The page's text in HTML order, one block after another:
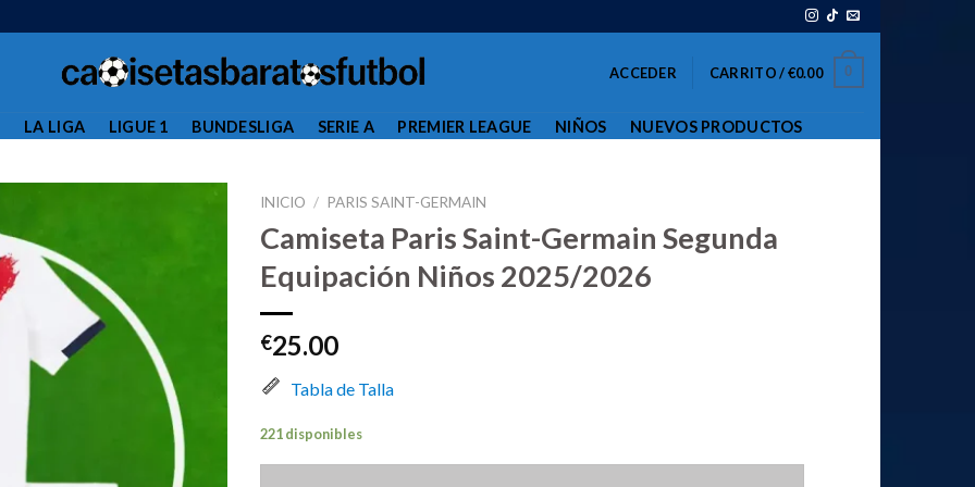
ACCEDER CARRITO /€0.00 0
LA LIGA LIGUE 1 BUNDESLIGA SERIE A PREMIER LEAGUE NIÑOS NUEVOS PRODUCTOS
INICIO / PARIS SAINT-GERMAIN
Camiseta Paris Saint-Germain Segunda
Equipación Niños 2025/2026
€25.00
Tabla de Talla
221 disponibles